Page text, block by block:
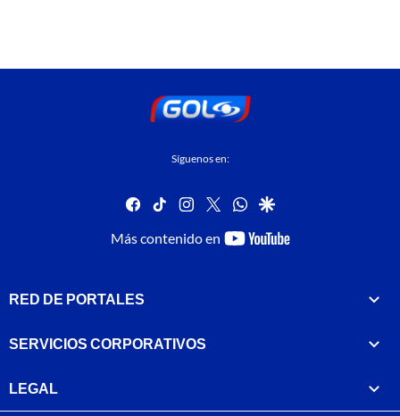
Síguenos en:
facebook
tiktok instagram
twitterwhatsapp
google
Más contenido en
youtube-
RED DE PORTALES
SERVICIOS CORPORATIVOS
LEGAL